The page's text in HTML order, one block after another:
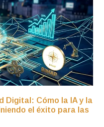
Digital: Cómo la IA y la
el éxito para las